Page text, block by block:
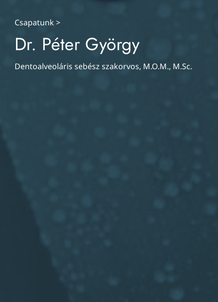
Csapatunk>
Dr. Péter György
Dentoalveoláris sebész szakorvos, M.O.M., M.Sc.